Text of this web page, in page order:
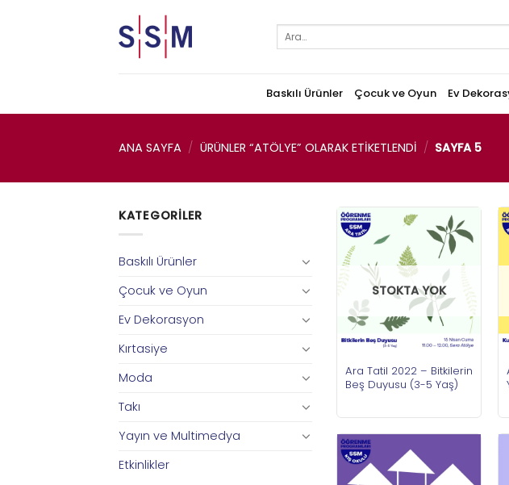
Ara:
Baskılı Ürünler Çocuk ve Oyun Ev
ANA SAYFA / ÜRÜNLER “ATÖLYE” OLARAK ETIKETLENDI / SAYFA 5
KATEGORILER
Baskılı Ürünler
Çocuk ve Oyun
Ev Dekorasyon
Kırtasiye
Moda
Takı
Yayın ve Multimedya
Etkinlikler
STOKTA YOK
Ara Tatil 2022 – Bitkilerin
Beş Duyusu (3-5 Yaş)